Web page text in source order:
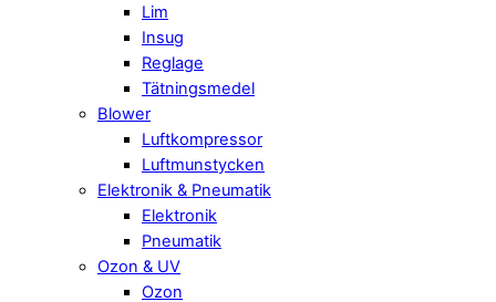
Lim
Insug
Reglage
Tätningsmedel
Blower
Luftkompressor
Luftmunstycken
Elektronik & Pneumatik
Elektronik
Pneumatik
Ozon & UV
Ozon